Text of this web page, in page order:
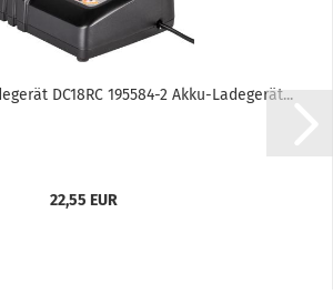
DC18RC 195584-2 Akku-Ladegerät...
22,55 EUR